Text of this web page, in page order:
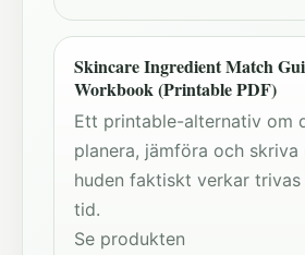
Skincare Ingredient Match
Workbook (Printable PDF)
Ett printable-alternativ om
planera, jämföra och skriva
huden faktiskt verkar
tid.
Se produkten